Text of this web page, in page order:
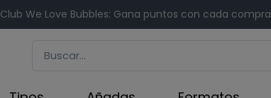
Club We Love Bubbles: Gana puntos con cada compra